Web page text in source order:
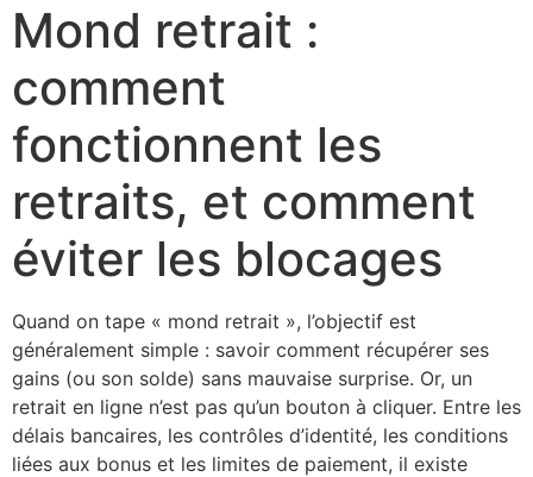
Mond retrait :
comment
fonctionnent les
retraits, et comment
éviter les blocages
Quand on tape « mond retrait », l’objectif est
généralement simple : savoir comment récupérer ses
gains (ou son solde) sans mauvaise surprise. Or, un
retrait en ligne n’est pas qu’un bouton à cliquer. Entre les
délais bancaires, les contrôles d’identité, les conditions
liées aux bonus et les limites de paiement, il existe